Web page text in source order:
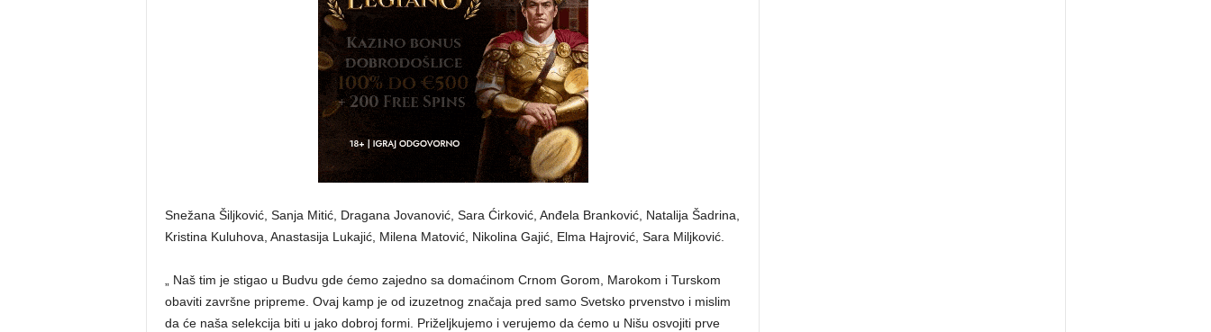
Snežana Šiljković, Sanja Mitić, Dragana Jovanović, Sara Ćirković, Anđela Branković, Natalija Šadrina,
Kristina Kuluhova, Anastasija Lukajić, Milena Matović, Nikolina Gajić, Elma Hajrović, Sara Miljković.
„ Naš tim je stigao u Budvu gde ćemo zajedno sa domaćinom Crnom Gorom, Marokom i Turskom
obaviti završne pripreme. Ovaj kamp je od izuzetnog značaja pred samo Svetsko prvenstvo i mislim
da će naša selekcija biti u jako dobroj formi. Priželjkujemo i verujemo da ćemo u Nišu osvojiti prve